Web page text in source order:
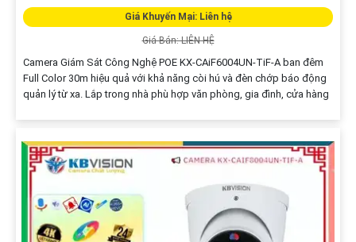
Giá Khuyến Mại: Liên hệ
Giá Bán: LIÊN HỆ
Camera Giám Sát Công Nghệ POE KX-CAiF6004UN-TiF-A ban đêm
Full Color 30m hiệu quả với khả năng còi hú và đèn chớp báo động
quản lý từ xa. Lắp trong nhà phù hợp văn phòng, gia đình, cửa hàng